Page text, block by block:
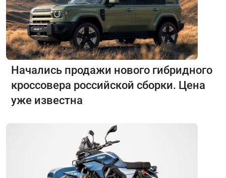
Начались продажи нового гибридного
кроссовера российской сборки. Цена
уже известна